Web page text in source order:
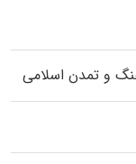
و تمدن اسلامی